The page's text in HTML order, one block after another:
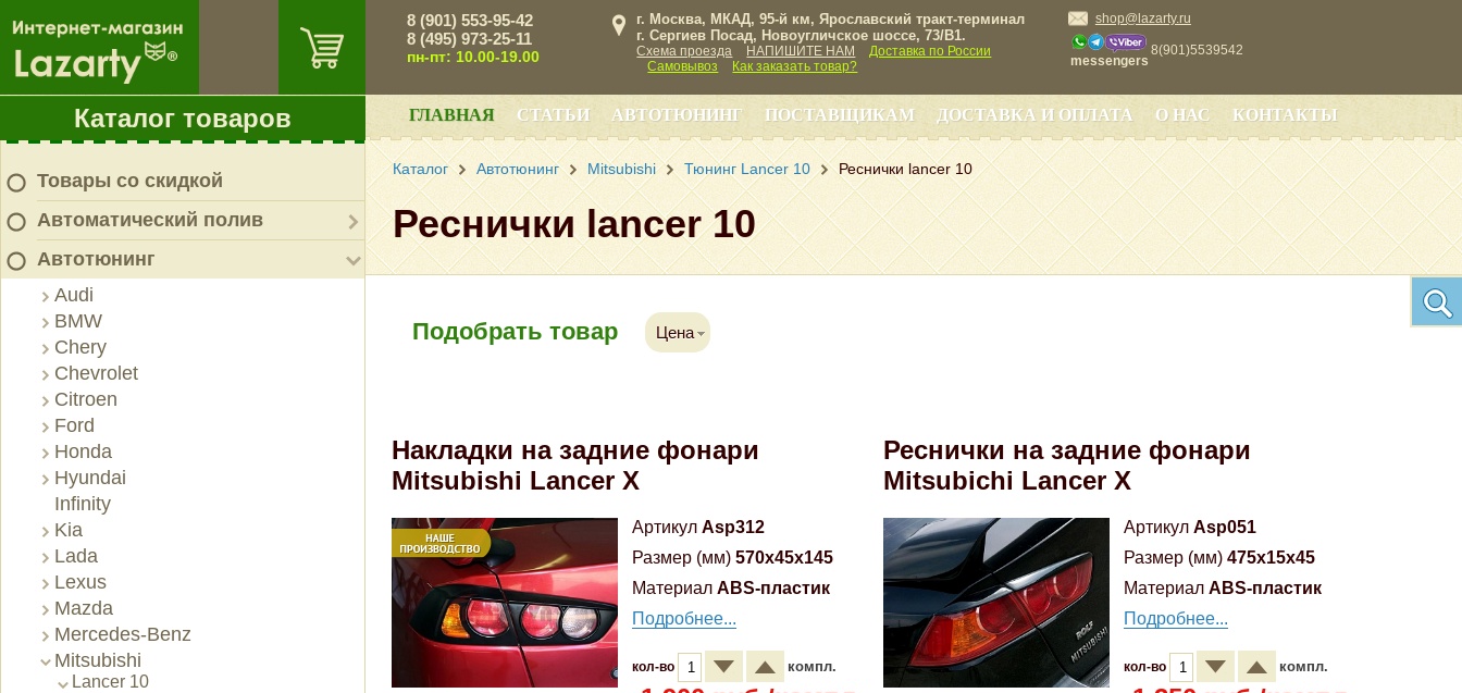
Каталог товаров
Товары со скидкой
Автоматический полив
Автотюнинг
Audi
BMW
Chery
Chevrolet
Citroen
Ford
Honda
Hyundai
Infinity
Kia
Lada
Lexus
Mazda
Mercedes-Benz
Mitsubishi
Lancer 10
8 (901) 553-95-42
8 (495) 973-25-11
пн-пт: 10.00-19.00
г. Москва, МКАД, 95-й км, Ярославский тракт-терминал
г. Сергиев Посад, Новоугличское шоссе, 73/B1.
Схема проезда НАПИШИТЕ НАМ
Доставка по России
Самовывоз
Как заказать товар?
shop@lazarty.ru
messengers
8(901)5539542
ГЛАВНАЯ СТАТЬИ АВТОТЮНИНГ ПОСТАВЩИКАМ ДОСТАВКА И ОПЛАТА О НАС КОНТАКТЫ
Каталог Автотюнинг Mitsubishi Тюнинг Lancer 10 Реснички lancer 10
Реснички lancer 10
Подобрать товар Цена
Накладки на задние фонари
Mitsubishi Lancer X
Артикул Asp312
Размер (мм) 570x45x145
Материал ABS-пластик
Подробнее...
кол-во компл.
Реснички на задние фонари
Mitsubichi Lancer X
Артикул Asp051
Размер (мм) 475x15x45
Материал ABS-пластик
Подробнее...
кол-во компл.